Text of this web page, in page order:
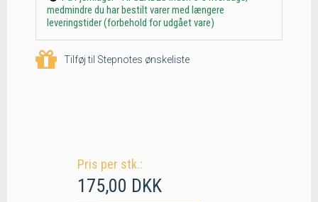
medmindre du har bestilt varer med længere
leveringstider (forbehold for udgået vare)
Tilføj til Stepnotes ønskeliste
Pris per stk.:
175,00 DKK